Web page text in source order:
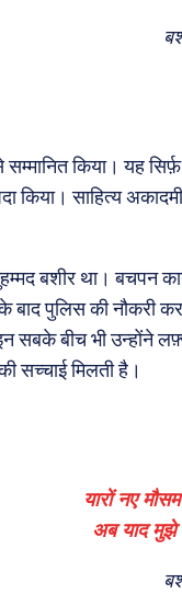
किया। यह
किया। साहित्य
बशीर था। बचपन
बाद पुलिस की नौकरी
इन सबके बीच भी उन्होंने
सच्चाई मिलती है।
यारों नए
अब याद मुझे